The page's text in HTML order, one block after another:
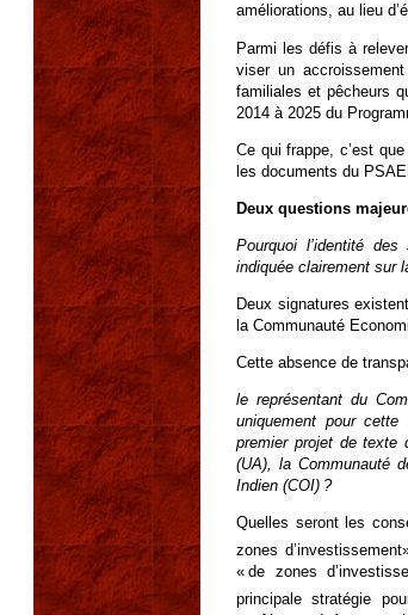
améliorations, au lieu
Parmi les défis à
viser un
familiales et pêcheurs
2014 à 2025 du
Ce qui frappe, c’est
les documents du
Deux questions
Pourquoi l’identité
indiquée clairement sur
Deux signatures
la Communauté
Cette absence de
le représentant du
uniquement pour
premier projet de texte
(UA), la Communauté
Indien (COI) ?
Quelles seront les
zones
« de zones
principale stratégie